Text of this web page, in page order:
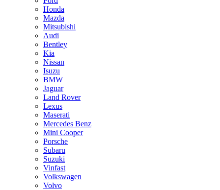
Honda
Mazda
Mitsubishi
Audi
Bentley
Kia
Nissan
Isuzu
BMW
Jaguar
Land Rover
Lexus
Maserati
Mercedes Benz
Mini Cooper
Porsche
Subaru
Suzuki
Vinfast
Volkswagen
Volvo